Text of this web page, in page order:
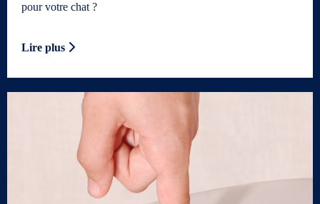
pour votre chat ?
Lire plus